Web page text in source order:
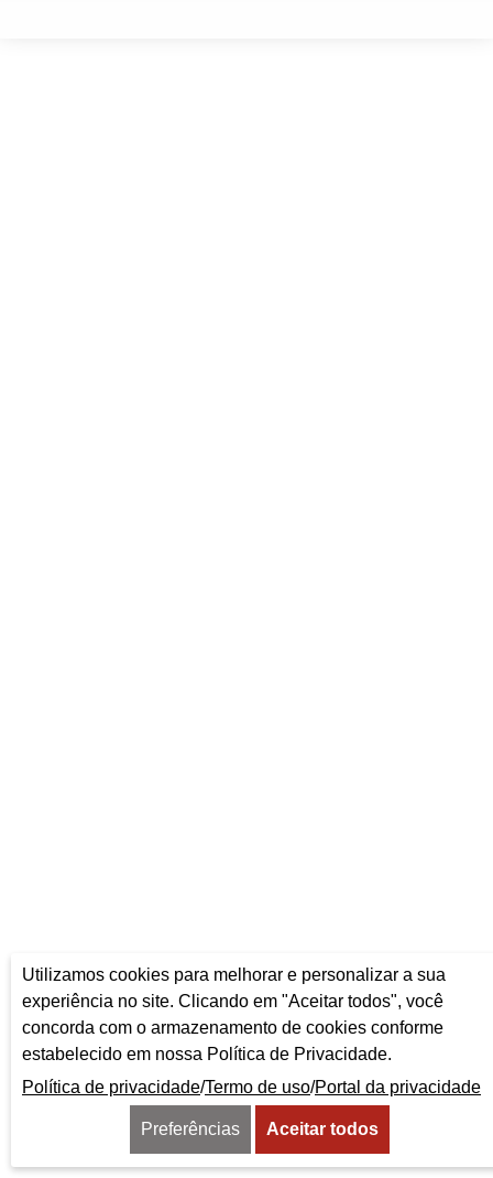
Utilizamos cookies para melhorar e personalizar a sua
experiência no site. Clicando em "Aceitar todos", você
concorda com o armazenamento de cookies conforme
estabelecido em nossa Política de Privacidade.
Política de privacidade/Termo de uso/Portal da privacidade
Preferências Aceitar todos